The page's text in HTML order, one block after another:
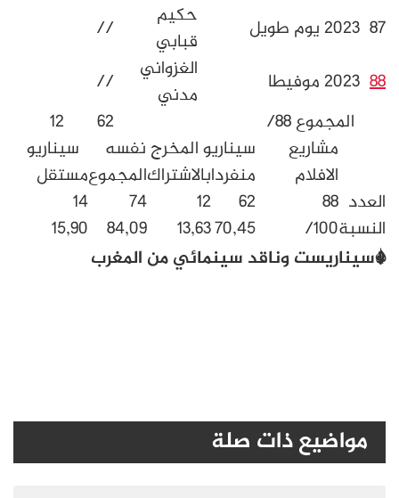
طويل
حكيم
قبابي
//
الغزواني
مدني
//
14
سيناريو المخرج نفسه سيناريو
مستقل
منفردا بالاشتراكالمجموع
62
70,45
84,09
15,90
وناقد سينمائي من المغرب
ذات صلة